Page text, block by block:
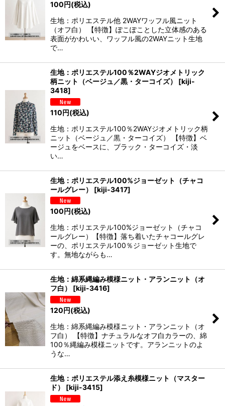
100円(税込)
生地：ポリエステル他 2WAYワッフル風ニット
（オフ白） 【特徴】ぽこぽことした立体感のある
表面がかわいい、ワッフル風の2WAYニット生地
で…
生地：ポリエステル100％2WAYジオメトリック
柄ニット（ベージュ／黒・ターコイズ）
[kiji-
3418]
110円(税込)
生地：ポリエステル100％2WAYジオメトリック柄
ニット（ベージュ／黒・ターコイズ） 【特徴】ベ
ージュをベースに、ブラック・ターコイズ・淡
い…
生地：ポリエステル100%ジョーゼット（チャコ
ールグレー）
[kiji-3417]
100 円(税込)
生地：ポリエステル100%ジョーゼット（チャコ
ールグレー）【特徴】落ち着いたチャコールグレ
ーの、ポリエステル100％ジョーゼット生地で
す。無地ながらも…
生地：綿系縄編み模様ニット・アランニット（オ
フ白）
[kiji-3416]
120円(税込)
生地：綿系縄編み模様ニット・アランニット（オ
フ白） 【特徴】ナチュラルなオフ白カラーの、綿
100％縄編み模様ニットです。アランニットのよ
うな…
生地：ポリエステル添え糸模様ニット（マスター
ド）
[kiji-3415]